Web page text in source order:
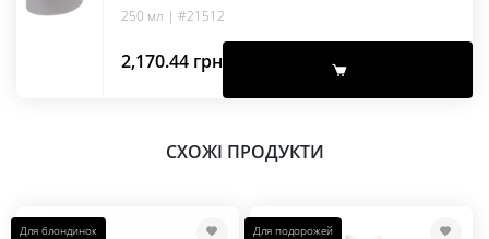
250 мл | #21512
2,170.44 грн
СХОЖІ ПРОДУКТИ
Для блондинок Для подорожей